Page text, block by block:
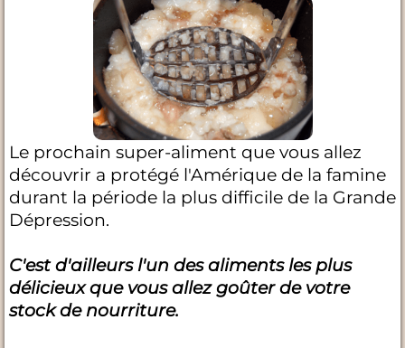
Le prochain super-aliment que vous allez
découvrir a protégé l'Amérique de la famine
durant la période la plus difficile de la Grande
Dépression.
C'est d'ailleurs l'un des aliments les plus
délicieux que vous allez goûter de votre
stock de nourriture.